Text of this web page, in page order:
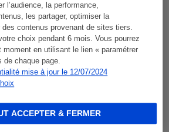
l’audience, la performance,
les partager, optimiser la
contenus provenant de sites tiers.
choix pendant 6 mois. Vous pourrez
moment en utilisant le lien « paramétrer
de chaque page.
mise à jour le 12/07/2024
ACCEPTER & FERMER
NOUS TESTONS
essuie-tout - Le protocole
- Au bout du rouleau ?
absorbant - Comment réduire